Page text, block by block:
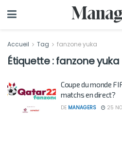
Accueil Tag fanzone yuka
Étiquette :fanzone yuka
Coupe du monde
matchs en direct?
DE MANAGERS 25